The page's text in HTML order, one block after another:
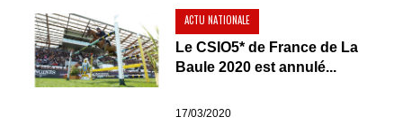
ACTU NATIONALE
Le CSIO5* de France de La
Baule 2020 est annulé...
17/03/2020